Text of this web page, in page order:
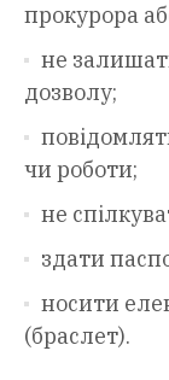
прокурора
не
дозволу;
чи роботи;
не
здати
носити
(браслет).